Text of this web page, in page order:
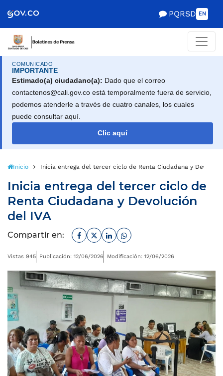
PQRSD EN
COMUNICADO
IMPORTANTE
Estimado(a) ciudadano(a): Dado que el correo
contactenos@cali.gov.co está temporalmente fuera de servicio,
podemos atenderle a través de cuatro canales, los cuales
puede consultar aquí.
Clic aquí
Inicio Inicia entrega del tercer ciclo de Renta Ciudadana y
Inicia entrega del tercer ciclo de
Renta Ciudadana y Devolución
del IVA
Compartir en: Facebook
TwitterLinkedinWhatsapp
Vistas 945 Publicación: 12/06/2026 Modificación: 12/06/2026